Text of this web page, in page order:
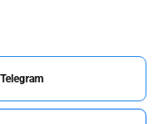
Telegram